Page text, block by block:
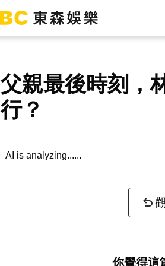
父親最後時刻，
行？
AI is analyzing...
你覺得這